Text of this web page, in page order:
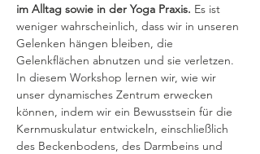
im Alltag sowie in der Yoga Praxis. Es ist
weniger wahrscheinlich, dass wir in unseren
Gelenken hängen bleiben, die
Gelenkflächen abnutzen und sie verletzen.
In diesem Workshop lernen wir, wie wir
unser dynamisches Zentrum erwecken
können, indem wir ein Bewusstsein für die
Kernmuskulatur entwickeln, einschließlich
des Beckenbodens, des Darmbeins und